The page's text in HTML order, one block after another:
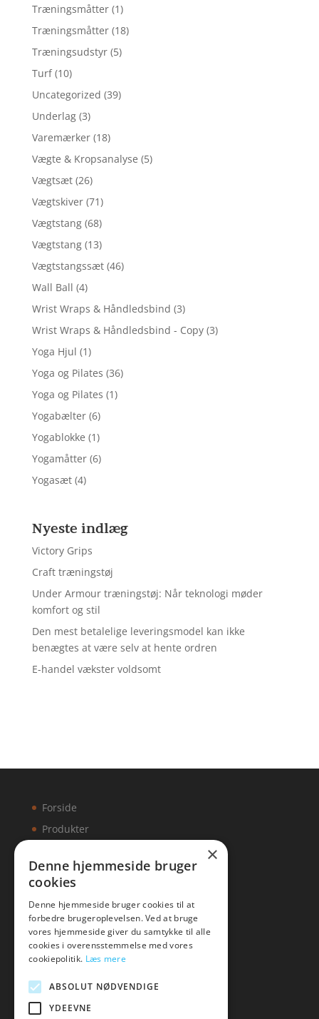
Træningsmåtter (1)
Træningsmåtter (18)
Træningsudstyr (5)
Turf (10)
Uncategorized (39)
Underlag (3)
Varemærker (18)
Vægte & Kropsanalyse (5)
Vægtsæt (26)
Vægtskiver (71)
Vægtstang (68)
Vægtstang (13)
Vægtstangssæt (46)
Wall Ball (4)
Wrist Wraps & Håndledsbind (3)
Wrist Wraps & Håndledsbind - Copy (3)
Yoga Hjul (1)
Yoga og Pilates (36)
Yoga og Pilates (1)
Yogabælter (6)
Yogablokke (1)
Yogamåtter (6)
Yogasæt (4)
Nyeste indlæg
Victory Grips
Craft træningstøj
Under Armour træningstøj: Når teknologi møder
komfort og stil
Den mest betalelige leveringsmodel kan ikke
benægtes at være selv at hente ordren
E-handel vækster voldsomt
Forside
Produkter
Artikler
Malawigruppen
Mail:hej@malawigruppen.dk
×
Denne hjemmeside bruger
cookies
Denne hjemmeside bruger cookies til at
forbedre brugeroplevelsen. Ved at bruge
vores hjemmeside giver du samtykke til alle
cookies i overensstemmelse med vores
cookiepolitik. Læs mere
ABSOLUT NØDVENDIGE
YDEEVNE